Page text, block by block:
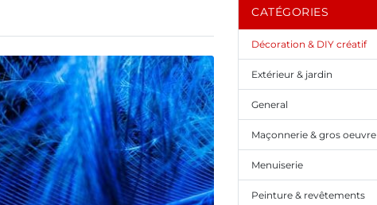
CATÉGORIES
Décoration & DIY créatif
Extérieur & jardin
General
Maçonnerie & gros oeuvre
Menuiserie
Peinture & revêtements